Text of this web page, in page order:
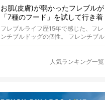
お肌(皮膚)が弱かったフレブルが
「7種のフード」を試して行き着
いた「病院知らず」の実体験
フレブルライフ歴15年で感じた、フレ
ンチブルドッグの個性。 フレンチブル
ドッグと暮らしはじめて15年になる筆
人気ランキング一覧